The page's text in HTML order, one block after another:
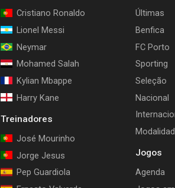
Cristiano Ronaldo
Lionel Messi
Neymar
Mohamed Salah
Kylian Mbappe
Harry Kane
Treinadores
José Mourinho
Jorge Jesus
Pep Guardiola
Últimas
Benfica
FC Porto
Sporting
Seleção
Nacional
Jogos
Agenda